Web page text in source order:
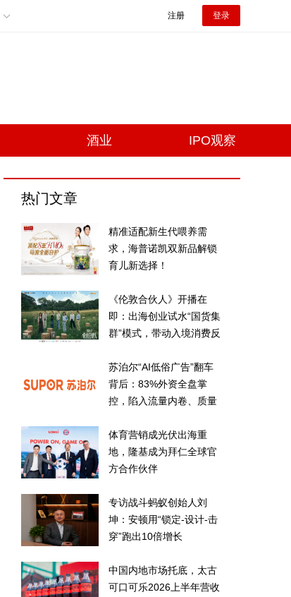
注册 登录
酒业 IPO观察
热门文章
精准适配新生代喂养需
求，海普诺凯双新品解锁
育儿新选择！
《伦敦合伙人》开播在
即：出海创业试水“国货集
群”模式，带动入境消费反
苏泊尔“AI低俗广告”翻车
背后：83%外资全盘掌
控，陷入流量内卷、质量
体育营销成光伏出海重
地，隆基成为拜仁全球官
方合作伙伴
专访战斗蚂蚁创始人刘
坤：安顿用“锁定-设计-击
穿”跑出10倍增长
中国内地市场托底，太古
可口可乐2026上半年营收